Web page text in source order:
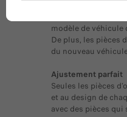
que les véhicules
modèle de
De plus, les pièces
du nouveau
Ajustement parfait
Seules les pièces
et au design de
avec des pièces